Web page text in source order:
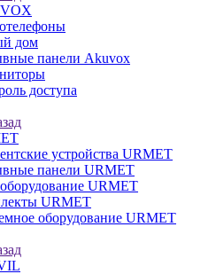
дом
панели Akuvox
доступа
устройства URMET
панели URMET
URMET
URMET
оборудование URMET